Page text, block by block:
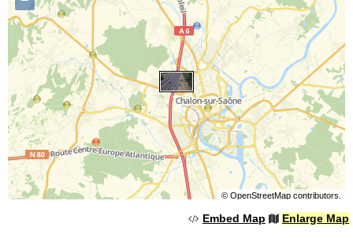
© OpenStreetMapcontributors.
Embed Map Enlarge Map